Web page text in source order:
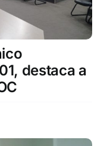
destaca a